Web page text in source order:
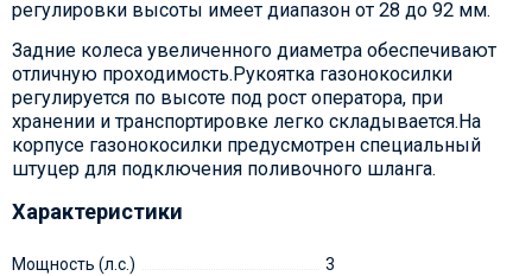
регулировки высоты имеет диапазон от 28 до 92 мм.
Задние колеса увеличенного диаметра обеспечивают
отличную проходимость.Рукоятка газонокосилки
регулируется по высоте под рост оператора, при
хранении и транспортировке легко складывается.На
корпусе газонокосилки предусмотрен специальный
штуцер для подключения поливочного шланга.
Характеристики
Мощность (л.с.)
3